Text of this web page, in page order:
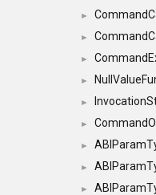
►
►
►
►
►
►
►
►
►